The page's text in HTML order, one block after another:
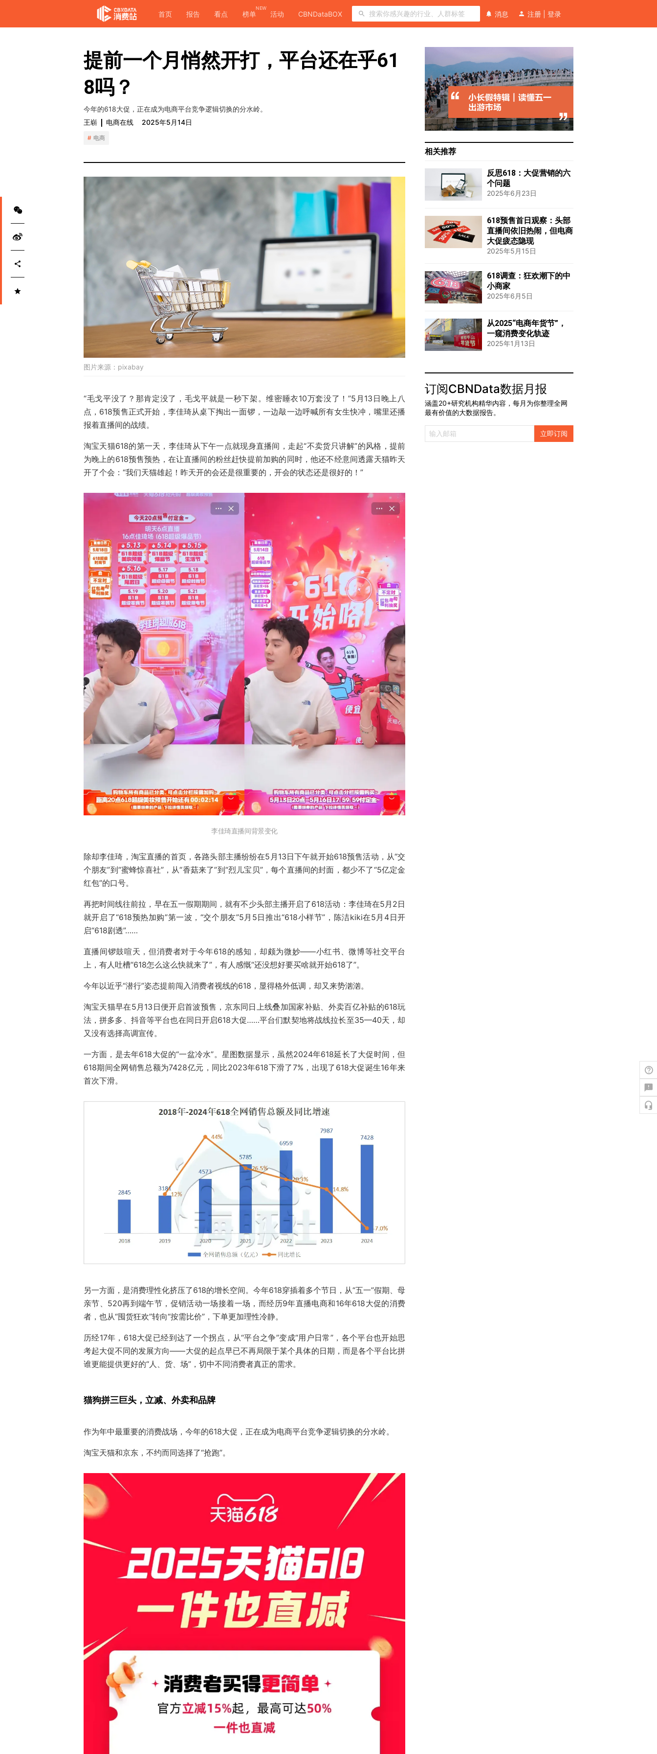
首页 报告 看点 榜单
NEW
活动 CBNDataBOX 消息 注册 登录
提前一个月悄然开打，平台还在乎61
8吗？
今年的618大促，正在成为电商平台竞争逻辑切换的分水岭。
王崭
电商在线 2025年5月14日
电商
图片来源： pixabay
“毛戈平没了？那肯定没了，毛戈平就是一秒下架。维密睡衣10万套没了！”5月13日晚上八
点，618预售正式开始，李佳琦从桌下掏出一面锣，一边敲一边呼喊所有女生快冲，嘴里还播
报着直播间的战绩。
淘宝天猫618的第一天，李佳琦从下午一点就现身直播间，走起“不卖货只讲解”的风格，提前
为晚上的618预售预热，在让直播间的粉丝赶快提前加购的同时，他还不经意间透露天猫昨天
开了个会：“我们天猫雄起！昨天开的会还是很重要的，开会的状态还是很好的！”
李佳琦直播间背景变化
除却李佳琦，淘宝直播的首页，各路头部主播纷纷在5月13日下午就开始618预售活动，从“交
个朋友”到“蜜蜂惊喜社”，从“香菇来了”到“烈儿宝贝”，每个直播间的封面，都少不了“5亿定金
红包”的口号。
再把时间线往前拉，早在五一假期期间，就有不少头部主播开启了618活动：李佳琦在5月2日
就开启了“618预热加购”第一波，“交个朋友”5月5日推出“618小样节”，陈洁kiki在5月4日开
启“618剧透”……
直播间锣鼓喧天，但消费者对于今年618的感知，却颇为微妙——小红书、微博等社交平台
上，有人吐槽“618怎么这么快就来了”，有人感慨“还没想好要买啥就开始618了”。
今年以近乎“潜行”姿态提前闯入消费者视线的618，显得格外低调，却又来势汹汹。
淘宝天猫早在5月13日便开启首波预售，京东同日上线叠加国家补贴、外卖百亿补贴的618玩
法，拼多多、抖音等平台也在同日开启618大促……平台们默契地将战线拉长至35—40天，却
又没有选择高调宣传。
一方面，是去年618大促的“一盆冷水”。星图数据显示，虽然2024年618延长了大促时间，但
618期间全网销售总额为7428亿元，同比2023年618下滑了7%，出现了618大促诞生16年来
首次下滑。
另一方面，是消费理性化挤压了618的增长空间。今年618穿插着多个节日，从“五一”假期、母
亲节、520再到端午节，促销活动一场接着一场，而经历9年直播电商和16年618大促的消费
者，也从“囤货狂欢”转向“按需比价”，下单更加理性冷静。
历经17年，618大促已经到达了一个拐点，从“平台之争”变成“用户日常”，各个平台也开始思
考起大促不同的发展方向——大促的起点早已不再局限于某个具体的日期，而是各个平台比拼
谁更能提供更好的“人、货、场”，切中不同消费者真正的需求。
猫狗拼三巨头，立减、外卖和品牌
作为年中最重要的消费战场，今年的618大促，正在成为电商平台竞争逻辑切换的分水岭。
淘宝天猫和京东，不约而同选择了“抢跑”。
相关推荐
反思618：大促营销的六
个问题
2025年6月23日
618预售首日观察：头部
直播间依旧热闹，但电商
大促疲态隐现
2025年5月15日
618调查：狂欢潮下的中
小商家
2025年6月5日
从2025“电商年货节”，
一窥消费变化轨迹
2025年1月13日
订阅CBNData数据月报
涵盖20+研究机构精华内容，每月为你整理全网
最有价值的大数据报告。
立即订阅